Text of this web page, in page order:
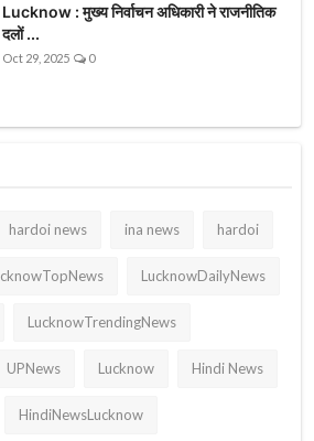
Lucknow : मुख्य निर्वाचन अधिकारी ने राजनीतिक
दलों ...
Oct 29, 2025 0
hardoi news ina news hardoi
LucknowDailyNews
LucknowTrendingNews
UPNews Lucknow Hindi News
HindiNewsLucknow